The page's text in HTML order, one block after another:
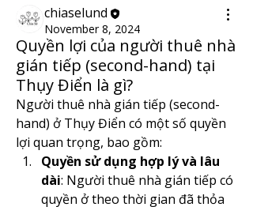
chiaselund
November 8, 2024
Quyền lợi của người thuê nhà
gián tiếp (second-hand) tại
Thụy Điển là gì?
Người thuê nhà gián tiếp (second-
hand) ở Thụy Điển có một số quyền
lợi quan trọng, bao gồm:
Quyền sử dụng hợp lý và lâu
dài: Người thuê nhà gián tiếp có
quyền ở theo thời gian đã thỏa